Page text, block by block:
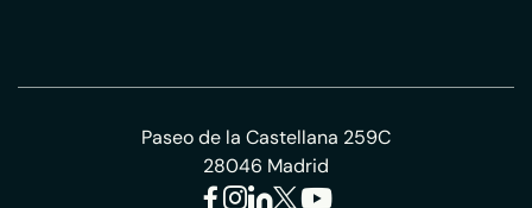
Paseo de la Castellana 259C
28046 Madrid